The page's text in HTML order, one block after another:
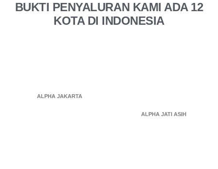
BUKTI PENYALURAN KAMI ADA 12
KOTA DI INDONESIA
ALPHA JAKARTA
ALPHA JATI ASIH